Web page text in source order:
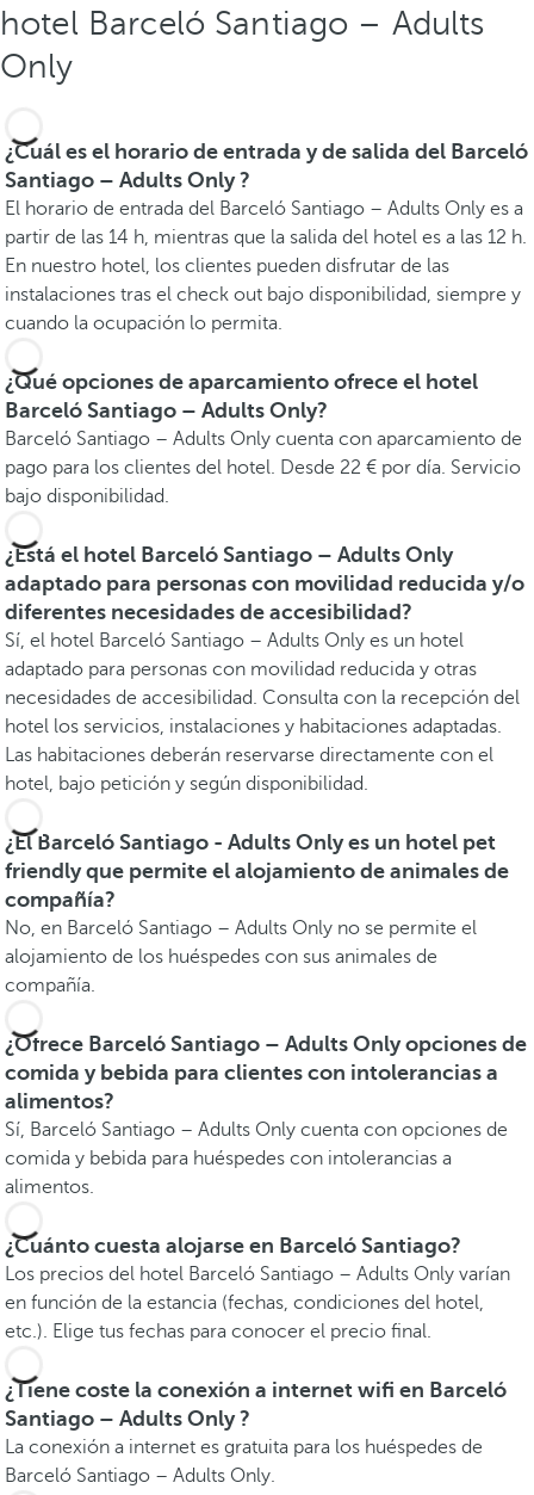
hotel Barceló Santiago – Adults
Only
¿Cuál es el horario de entrada y de salida del Barceló
Santiago – Adults Only ?
El horario de entrada del Barceló Santiago – Adults Only es a
partir de las 14 h, mientras que la salida del hotel es a las 12 h.
En nuestro hotel, los clientes pueden disfrutar de las
instalaciones tras el check out bajo disponibilidad, siempre y
cuando la ocupación lo permita.
¿Qué opciones de aparcamiento ofrece el hotel
Barceló Santiago – Adults Only?
Barceló Santiago – Adults Only cuenta con aparcamiento de
pago para los clientes del hotel. Desde 22 € por día. Servicio
bajo disponibilidad.
¿Está el hotel Barceló Santiago – Adults Only
adaptado para personas con movilidad reducida y/o
diferentes necesidades de accesibilidad?
Sí, el hotel Barceló Santiago – Adults Only es un hotel
adaptado para personas con movilidad reducida y otras
necesidades de accesibilidad. Consulta con la recepción del
hotel los servicios, instalaciones y habitaciones adaptadas.
Las habitaciones deberán reservarse directamente con el
hotel, bajo petición y según disponibilidad.
¿El Barceló Santiago - Adults Only es un hotel pet
friendly que permite el alojamiento de animales de
compañía?
No, en Barceló Santiago – Adults Only no se permite el
alojamiento de los huéspedes con sus animales de
compañía.
¿Ofrece Barceló Santiago – Adults Only opciones de
comida y bebida para clientes con intolerancias a
alimentos?
Sí, Barceló Santiago – Adults Only cuenta con opciones de
comida y bebida para huéspedes con intolerancias a
alimentos.
¿Cuánto cuesta alojarse en Barceló Santiago?
Los precios del hotel Barceló Santiago – Adults Only varían
en función de la estancia (fechas, condiciones del hotel,
etc.). Elige tus fechas para conocer el precio final.
¿Tiene coste la conexión a internet wifi en Barceló
Santiago – Adults Only ?
La conexión a internet es gratuita para los huéspedes de
Barceló Santiago – Adults Only.